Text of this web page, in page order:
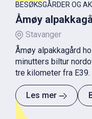
BESØKSGÅRDER OG
Åmøy
Stavanger
Åmøy alpakkagård
minutters biltur
tre kilometer fra E39.
Les mer